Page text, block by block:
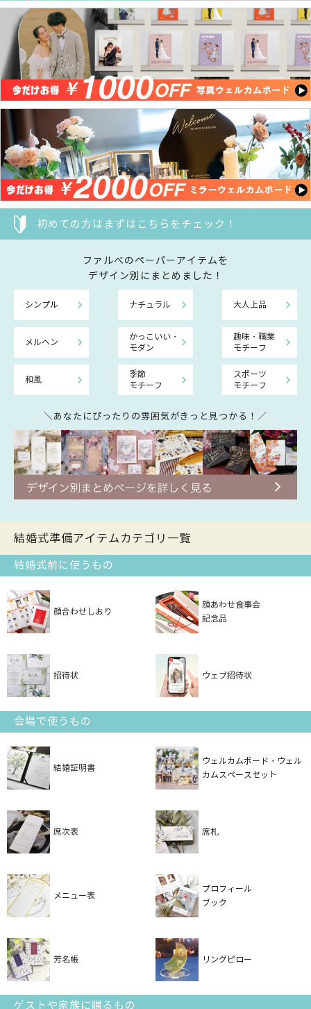
初めての方はまずはこちらをチェック！
ファルべのペーパーアイテムを
デザイン別にまとめました！
シンプル ナチュラル 大人上品
メルヘン
かっこいい・
モダン
趣味・職業
モチーフ
和風
季節
モチーフ
スポーツ
モチーフ
＼あなたにぴったりの雰囲気がきっと見つかる！／
結婚式準備アイテムカテゴリ一覧
結婚式前に使うもの
顔合わせしおり
顔あわせ食事会
記念品
招待状 ウェブ招待状
会場で使うもの
結婚証明書
ウェルカムボード・ウェル
カムスペースセット
席次表 席札
メニュー表
プロフィール
ブック
芳名帳 リングピロー
ゲストや家族に贈るもの